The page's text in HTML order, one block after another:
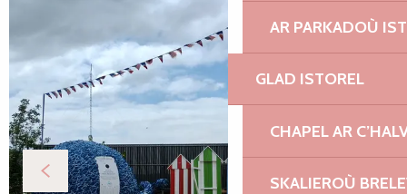
AR PARKADOÙ
GLAD ISTOREL
CHAPEL AR
SKALIEROÙ